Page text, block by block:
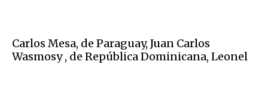
Carlos Mesa, de Paraguay, Juan Carlos
Wasmosy , de República Dominicana, Leonel